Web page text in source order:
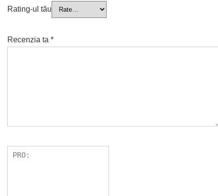
Rating-ul tău
Recenzia ta *